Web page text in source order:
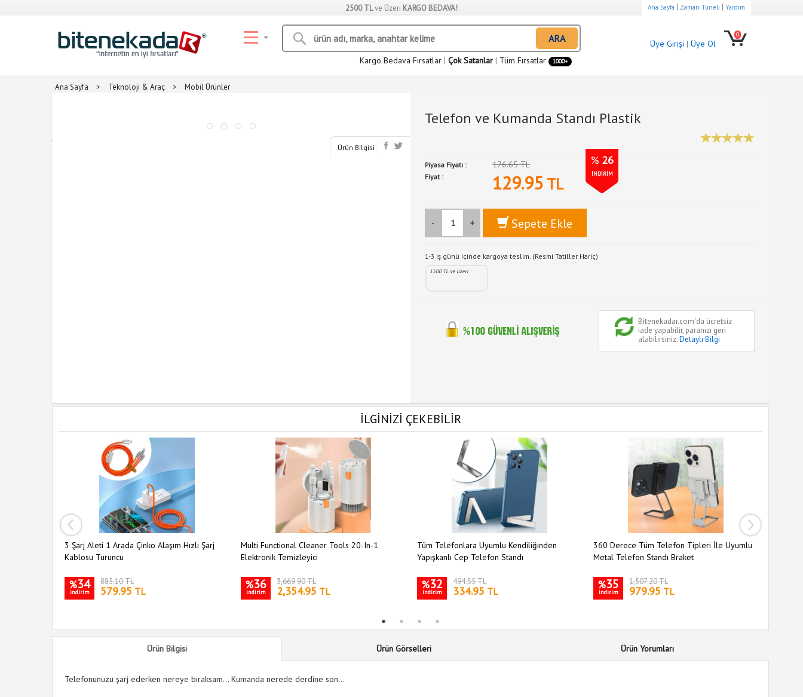
2500 TLve Üzeri KARGO BEDAVA! Ana Sayfa | Zaman Tüneli | Yardım
ARA
Kargo Bedava Fırsatlar | Çok Satanlar | Tüm Fırsatlar 1000+
Üye Girişi | Üye Ol
0
Ana Sayfa > Teknoloji & Araç > Mobil Ürünler
.
Ürün Bilgisi
Telefon ve Kumanda Standı Plastik
Piyasa Fiyatı : 176.65 TL % 26
İNDİRİM
Fiyat : 129.95 TL
- + Sepete Ekle
1-3 iş günü içinde kargoya teslim. (Resmi Tatiller Hariç)
1500 TL ve üzeri
Bitenekadar.com'da ücretsiz
iade yapabilir, paranızı geri
alabilirsiniz.Detaylı Bilgi
İLGİNİZİ ÇEKEBİLİR
3 Şarj Aleti 1 Arada Çinko Alaşım Hızlı Şarj
Kablosu Turuncu
%34
indirim
885.10 TL
579.95 TL
Multi Functional Cleaner Tools 20-In-1
Elektronik Temizleyici
%36
indirim
3,669.90 TL
2,354.95 TL
Tüm Telefonlara Uyumlu Kendiliğinden
Yapışkanlı Cep Telefon Standı
%32
indirim
494.55 TL
334.95 TL
360 Derece Tüm Telefon Tipleri İle Uyumlu
Metal Telefon Standı Braket
%35
indirim
1,507.20 TL
979.95 TL
Ürün Bilgisi Ürün Görselleri Ürün Yorumları
Telefonunuzu şarj ederken nereye bıraksam... Kumanda nerede derdine son...